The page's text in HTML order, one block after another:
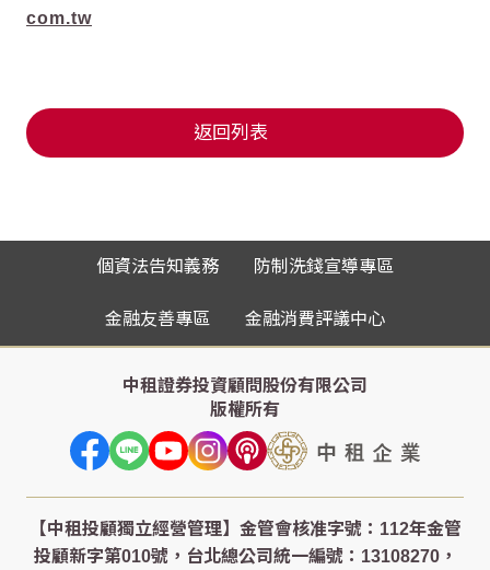
com.tw
返回列表
個資法告知義務 防制洗錢宣導專區
金融友善專區 金融消費評議中心
中租證券投資顧問股份有限公司
版權所有